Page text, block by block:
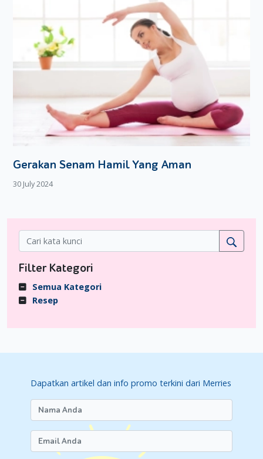
Gerakan Senam Hamil Yang Aman
30 July 2024
Filter Kategori
Semua Kategori
Resep
Dapatkan artikel dan info promo terkini dari Merries